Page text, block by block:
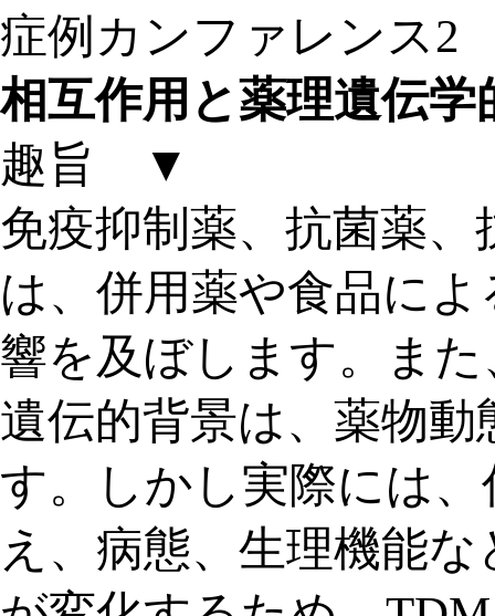
症例カンファレンス2
相互作用と薬理遺伝学
趣旨 ▼
免疫抑制薬、抗菌薬
は、併用薬や食品に
響を及ぼします。ま
遺伝的背景は、薬物
す。しかし実際には
え、病態、生理機能